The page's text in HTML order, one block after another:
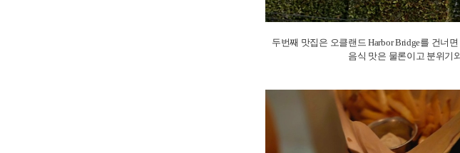
두번째 맛집은 오클랜드 Harbor Bridge를 건너
음식 맛은 물론이고 분위기